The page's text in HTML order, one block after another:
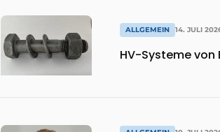
ALLGEMEIN 14. JULI
HV-Systeme von